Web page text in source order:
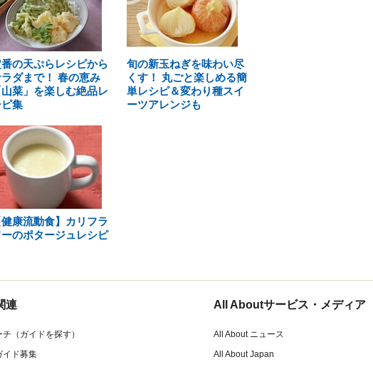
番の天ぷらレシピから
ダまで！ 春の恵み
山菜」を楽しむ絶品レ
集
旬の新玉ねぎを味わい尽
くす！ 丸ごと楽しめる簡
単レシピ＆変わり種スイ
ーツアレンジも
健康流動食】カリフラ
ーのポタージュレシピ
連
（ガイドを探す）
イド募集
All Aboutサービス・メディア
All About ニュース
All About Japan